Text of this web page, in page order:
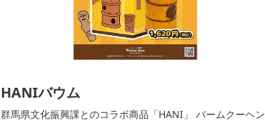
HANIバウム
群馬県文化振興課とのコラボ商品「HANI」 バームクーヘン